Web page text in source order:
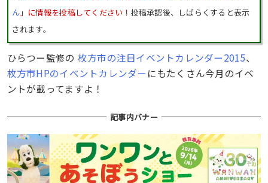
ん」に情報を投稿してください！ 投稿承認後、しばらくすると表示
されます。
ひらつー監修の 枚方市の注目イベントカレンダー2015、
枚方市HPのイベントカレンダー にもたくさん今月のイベ
ントが載ってますよ！
記事内バナー